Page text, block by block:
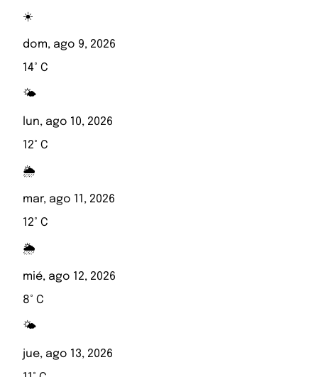
☀️
dom, ago 9, 2026
14° C
🌤️
lun, ago 10, 2026
12° C
🌦️
mar, ago 11, 2026
12° C
🌦️
mié, ago 12, 2026
8° C
🌤️
jue, ago 13, 2026